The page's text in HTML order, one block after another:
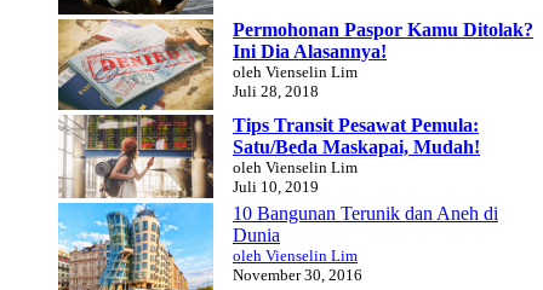
Permohonan Paspor Kamu Ditolak?
Ini Dia Alasannya!
oleh Vienselin Lim
Juli 28, 2018
Tips Transit Pesawat Pemula:
Satu/Beda Maskapai, Mudah!
oleh Vienselin Lim
Juli 10, 2019
10 Bangunan Terunik dan Aneh di
Dunia
oleh Vienselin Lim
November 30, 2016